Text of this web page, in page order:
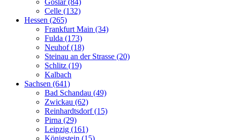
Goslar (84)
Celle (132)
Hessen (265)
Frankfurt Main (34)
Fulda (173)
Neuhof (18)
Steinau an der Strasse (20)
Schlitz (19)
Kalbach
Sachsen (641)
Bad Schandau (49)
Zwickau (62)
Reinhardtsdorf (15)
Pirna (29)
Leipzig (161)
Königstein (15)